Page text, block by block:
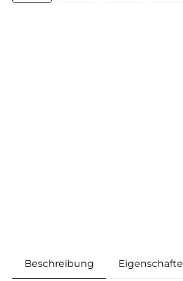
Beschreibung